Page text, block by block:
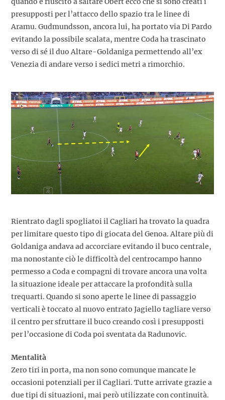
presupposti per l’attacco dello spazio tra le linee di
Aramu. Gudmundsson, ancora lui, ha portato via Di Pardo
evitando la possibile scalata, mentre Coda ha trascinato
verso di sé il duo Altare-Goldaniga permettendo all’ex
Venezia di andare verso i sedici metri a rimorchio.
Rientrato dagli spogliatoi il Cagliari ha trovato la quadra
per limitare questo tipo di giocata del Genoa. Altare più di
Goldaniga andava ad accorciare evitando il buco centrale,
ma nonostante ciò le difficoltà del centrocampo hanno
permesso a Coda e compagni di trovare ancora una volta
la situazione ideale per attaccare la profondità sulla
trequarti. Quando si sono aperte le linee di passaggio
verticali è toccato al nuovo entrato Jagiello tagliare verso
il centro per sfruttare il buco creando così i presupposti
per l’occasione di Coda poi sventata da Radunovic.
Mentalità
Zero tiri in porta, ma non sono comunque mancate le
occasioni potenziali per il Cagliari. Tutte arrivate grazie a
due tipi di situazioni, mai però utilizzate con continuità.